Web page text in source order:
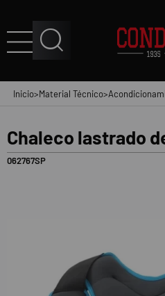
Inicio>Material Técnico>
Chaleco lastrado
062767SP